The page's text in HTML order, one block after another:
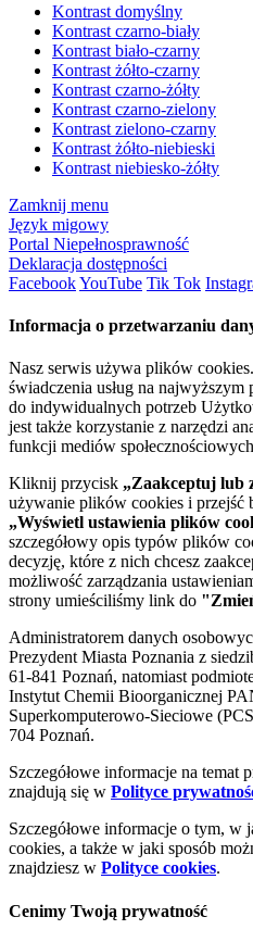
Kontrast domyślny
Kontrast czarno-biały
Kontrast biało-czarny
Kontrast żółto-czarny
Kontrast czarno-żółty
Kontrast czarno-zielony
Kontrast zielono-czarny
Kontrast żółto-niebieski
Kontrast niebiesko-żółty
Zamknij menu
Język migowy
Portal Niepełnosprawność
Deklaracja dostępności
FacebookYouTube Tik Tok
Informacja o przetwarzaniu
Nasz serwis używa plików
świadczenia usług na
do indywidualnych potrzeb
jest także korzystanie z narzędzi
funkcji mediów
Kliknij przycisk „Zaakceptuj lub
używanie plików cookies i przejść
„Wyświetl ustawienia plików
szczegółowy opis typów plików
decyzję, które z nich chcesz
możliwość zarządzania
strony umieściliśmy link do
Administratorem danych
Prezydent Miasta Poznania z
61-841 Poznań, natomiast
Instytut Chemii Bioorganicznej
Superkomputerowo-Sieciowe
704 Poznań.
Szczegółowe informacje na temat
znajdują się w Polityce
Szczegółowe informacje o tym, w
cookies, a także w jaki sposób
znajdziesz w Polityce cookies.
Cenimy Twoją prywatność